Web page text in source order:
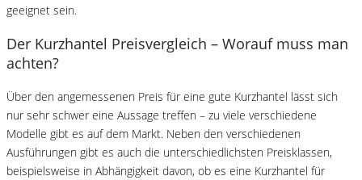
geeignet sein.
Der Kurzhantel Preisvergleich – Worauf muss man
achten?
Über den angemessenen Preis für eine gute Kurzhantel lässt sich
nur sehr schwer eine Aussage treffen – zu viele verschiedene
Modelle gibt es auf dem Markt. Neben den verschiedenen
Ausführungen gibt es auch die unterschiedlichsten Preisklassen,
beispielsweise in Abhängigkeit davon, ob es eine Kurzhantel für